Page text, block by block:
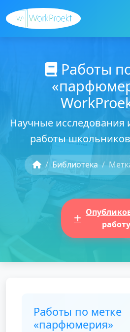
Работы
Научные исследования
работы
Библиотека
работу
Работы по метке
«парфюмерия»